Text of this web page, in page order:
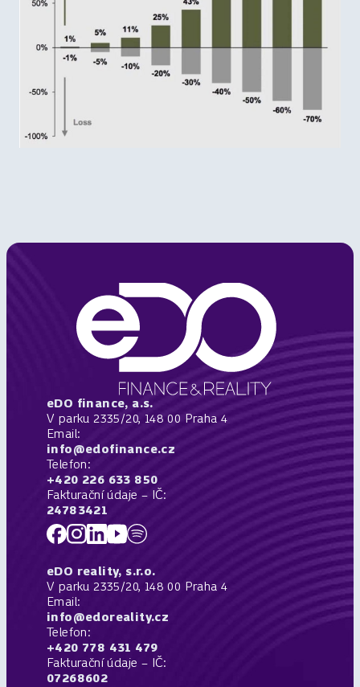
eDO finance, a.s.
V parku 2335/20, 148 00 Praha 4
Email:
info@edofinance.cz
Telefon:
+420 226 633 850
Fakturační údaje – IČ:
24783421
eDO reality, s.r.o.
V parku 2335/20, 148 00 Praha 4
Email:
info@edoreality.cz
Telefon:
+420 778 431 479
Fakturační údaje – IČ:
07268602